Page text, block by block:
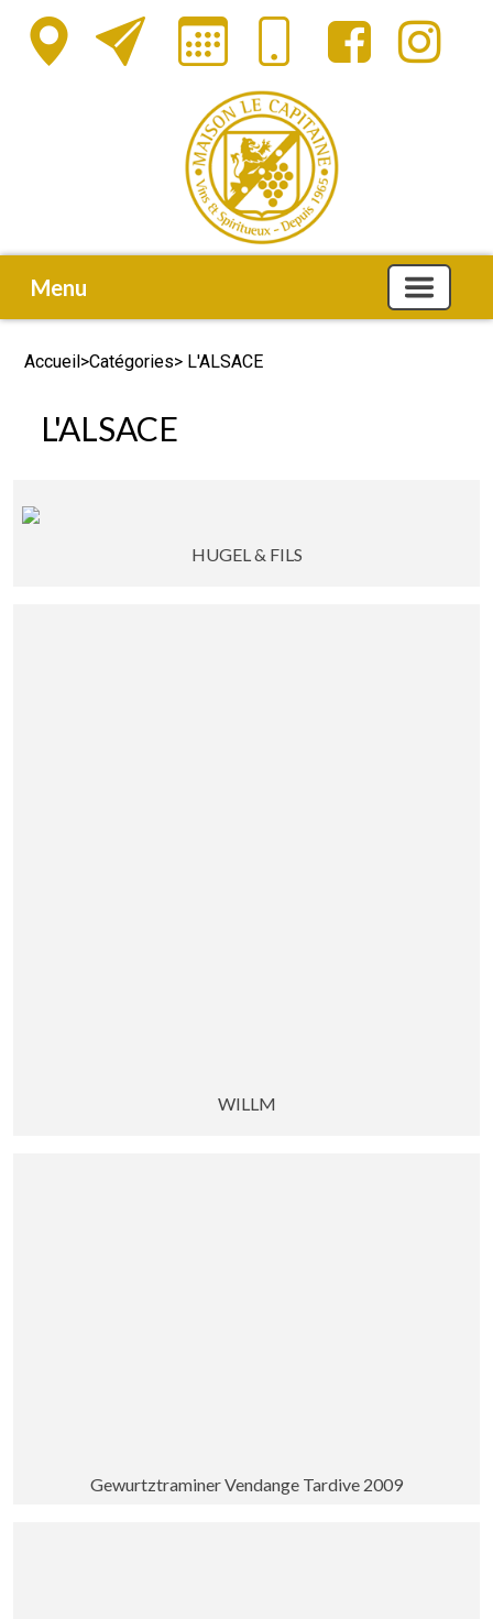
Menu
Accueil>Catégories> L'ALSACE
L'ALSACE
HUGEL & FILS
WILLM
Gewurtztraminer Vendange Tardive 2009